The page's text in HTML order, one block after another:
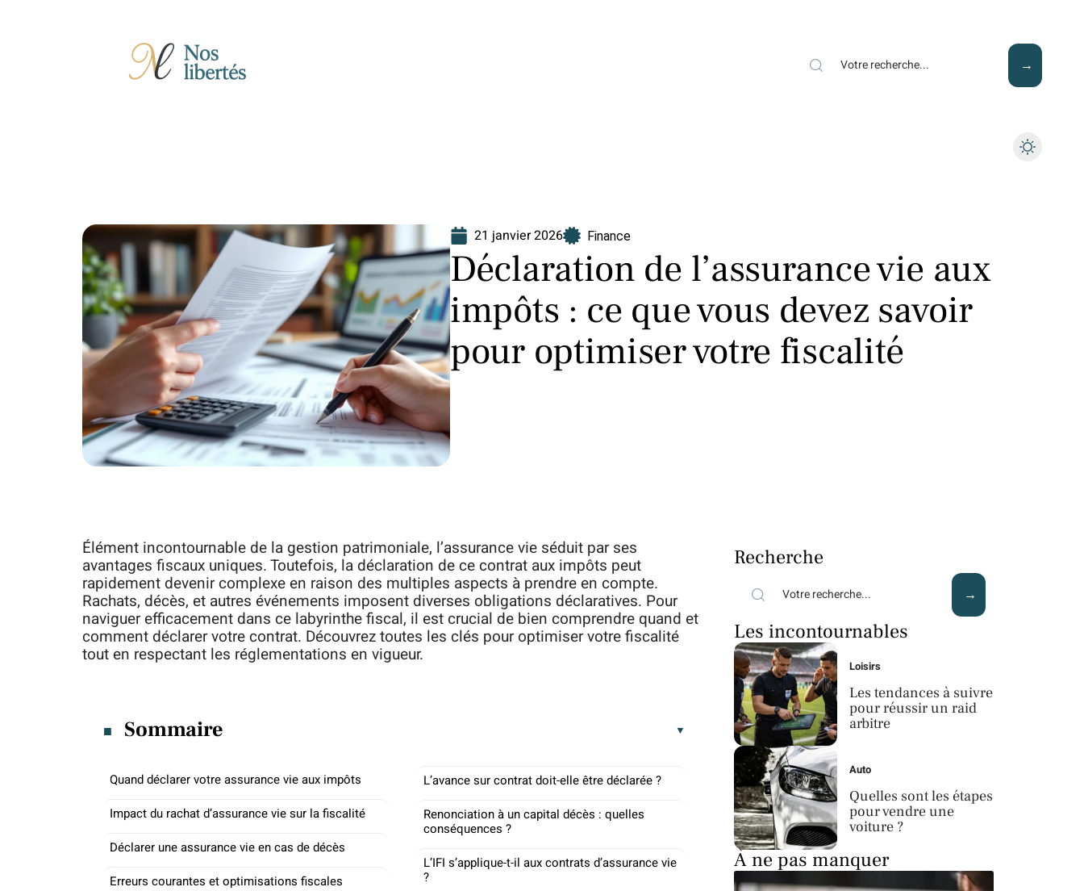
21 janvier 2026 Finance
Déclaration de l’assurance vie aux
impôts : ce que vous devez savoir
pour optimiser votre fiscalité
Élément incontournable de la gestion patrimoniale, l’assurance vie séduit par ses
avantages fiscaux uniques. Toutefois, la déclaration de ce contrat aux impôts peut
rapidement devenir complexe en raison des multiples aspects à prendre en compte.
Rachats, décès, et autres événements imposent diverses obligations déclaratives. Pour
naviguer efficacement dans ce labyrinthe fiscal, il est crucial de bien comprendre quand et
comment déclarer votre contrat. Découvrez toutes les clés pour optimiser votre fiscalité
tout en respectant les réglementations en vigueur.
Sommaire
Quand déclarer votre assurance vie aux impôts
Impact du rachat d’assurance vie sur la fiscalité
Déclarer une assurance vie en cas de décès
Erreurs courantes et optimisations fiscales
L’avance sur contrat doit-elle être déclarée ?
Renonciation à un capital décès : quelles
conséquences ?
L’IFI s’applique-t-il aux contrats d’assurance vie
?
Recherche
Les incontournables
Loisirs
Les tendances à suivre
pour réussir un raid
arbitre
Auto
Quelles sont les étapes
pour vendre une
voiture ?
À ne pas manquer